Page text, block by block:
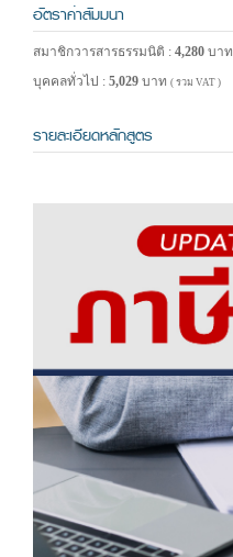
อัตราค่าสัมมนา
สมาชิกวารสารธรรมนิติ : 4,280 บาท
บุคคลทั่วไป : 5,029 บาท ( รวม VAT )
รายละเอียดหลักสูตร